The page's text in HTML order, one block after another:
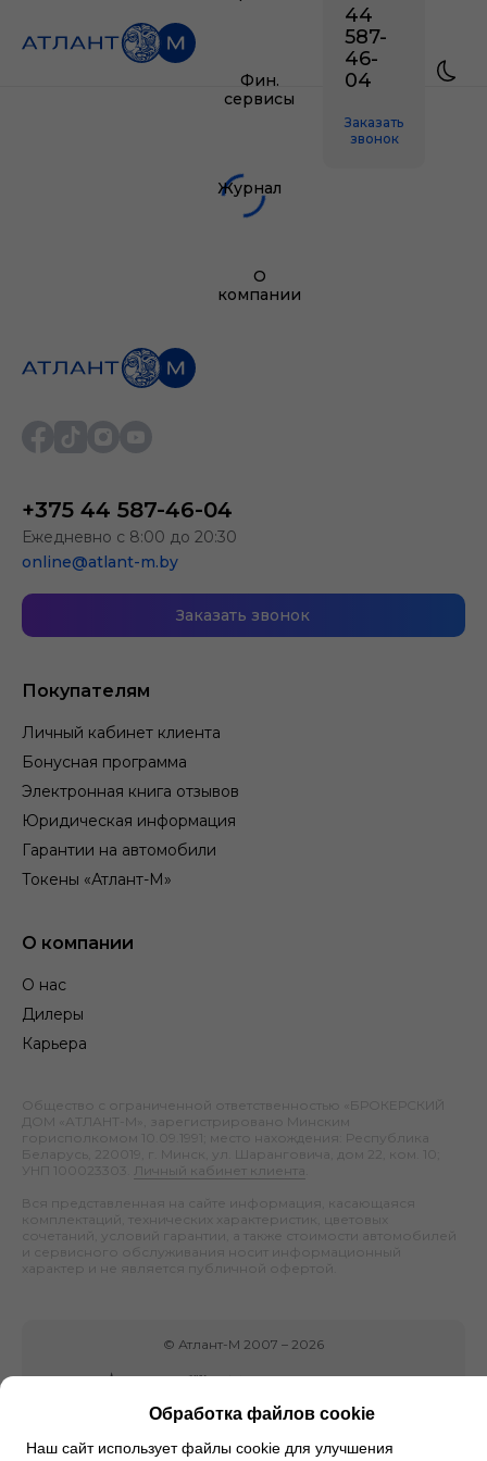
Фин.
сервисы
Журнал
О
компании
44
587-
46-
04
Заказать
звонок
Покупателям
Личный кабинет клиента
Бонусная программа
Электронная книга отзывов
Юридическая информация
Гарантии на автомобили
Токены «Атлант-М»
О компании
О нас
Дилеры
Карьера
+375 44 587-46-04
Ежедневно с 8:00 до 20:30
online@atlant-m.by
Заказать звонок
Общество с ограниченной ответственностью «БРОКЕРСКИЙ
ДОМ «АТЛАНТ-М», зарегистрировано Минским
горисполкомом 10.09.1991; место нахождения: Республика
Беларусь, 220019, г. Минск, ул. Шаранговича, дом 22, ком. 10;
УНП 100023303.
Личный кабинет клиента
Вся представленная на сайте информация, касающаяся
комплектаций, технических характеристик, цветовых
сочетаний, условий гарантии, а также стоимости автомобилей
и сервисного обслуживания носит информационный
характер и не является публичной офертой.
© Атлант-М 2007 – 2026
Обработка файлов cookie
Наш сайт использует файлы cookie для улучшения